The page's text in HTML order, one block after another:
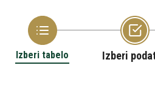
Izberi tabelo Izberi